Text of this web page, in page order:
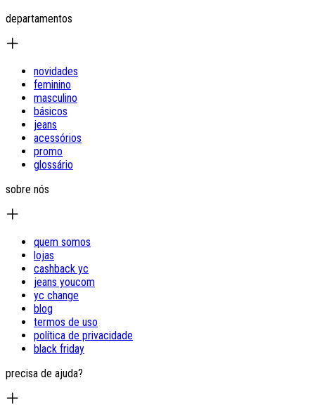
departamentos
novidades
feminino
masculino
básicos
jeans
acessórios
promo
glossário
sobre nós
quem somos
lojas
cashback yc
jeans youcom
yc change
blog
termos de uso
política de privacidade
black friday
precisa de ajuda?